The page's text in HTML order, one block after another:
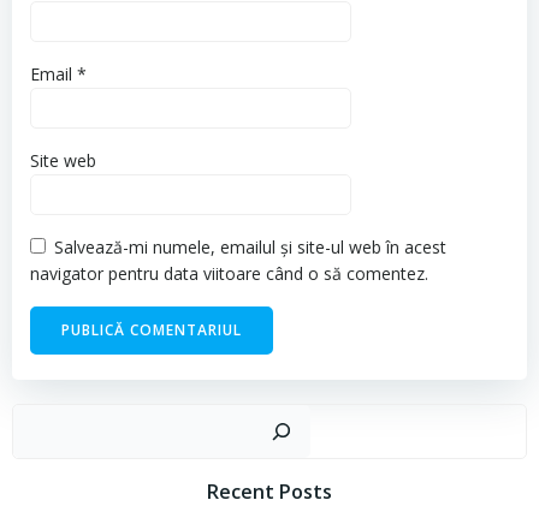
Email *
Site web
Salvează-mi numele, emailul și site-ul web în acest
navigator pentru data viitoare când o să comentez.
Recent Posts